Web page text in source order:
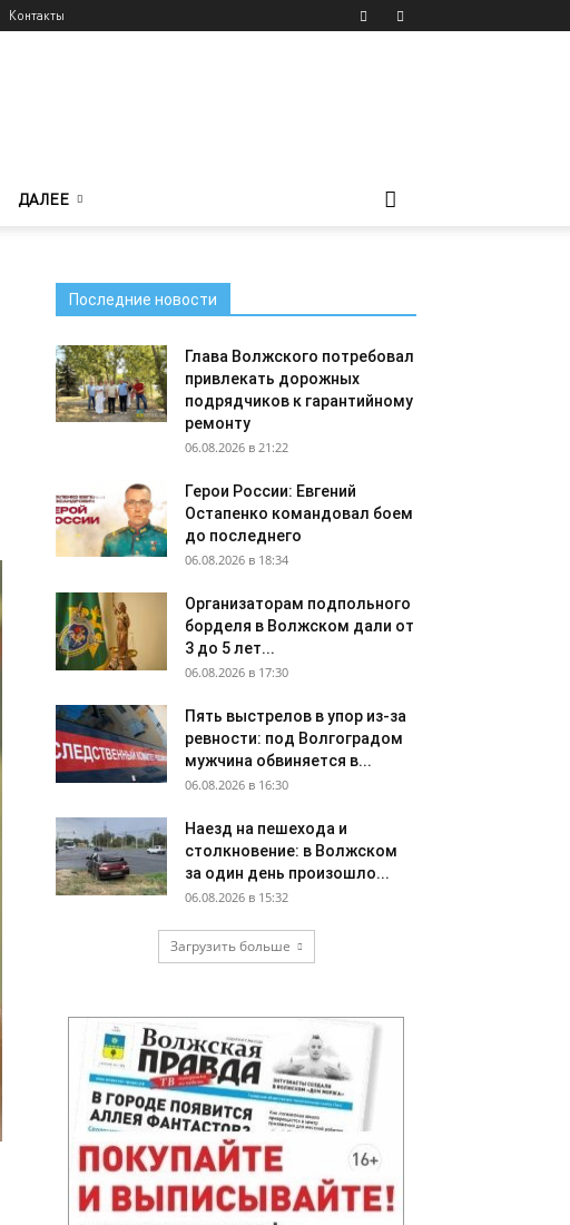
Контакты
ДАЛЕЕ
Последние новости
Глава Волжского потребовал
привлекать дорожных
подрядчиков к гарантийному
ремонту
06.08.2026 в 21:22
Герои России: Евгений
Остапенко командовал боем
до последнего
06.08.2026 в 18:34
Организаторам подпольного
борделя в Волжском дали от
3 до 5 лет...
06.08.2026 в 17:30
Пять выстрелов в упор из-за
ревности: под Волгоградом
мужчина обвиняется в...
06.08.2026 в 16:30
Наезд на пешехода и
столкновение: в Волжском
за один день произошло...
06.08.2026 в 15:32
Загрузить больше